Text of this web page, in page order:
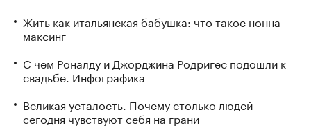
Жить как итальянская бабушка: что такое нонна-
максинг
С чем Роналду и Джорджина Родригес подошли к
свадьбе. Инфографика
Великая усталость. Почему столько людей
сегодня чувствуют себя на грани